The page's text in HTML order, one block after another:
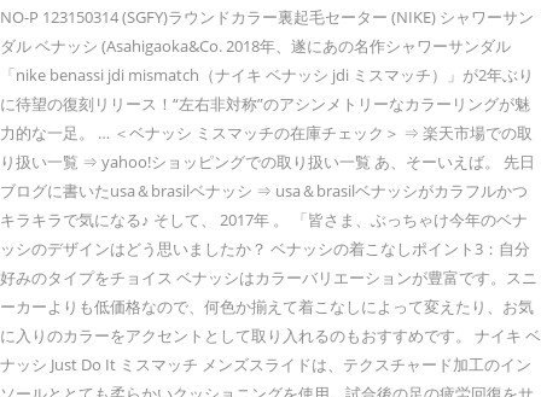
NO-P 123150314 (SGFY)ラウンドカラー裏起毛セーター (NIKE) シャワーサン
ダル ベナッシ (Asahigaoka&Co. 2018年、遂にあの名作シャワーサンダル
「nike benassi jdi mismatch（ナイキ ベナッシ jdi ミスマッチ）」が2年ぶり
に待望の復刻リリース！“左右非対称”のアシンメトリーなカラーリングが魅
力的な一足。 … ＜ベナッシ ミスマッチの在庫チェック＞ ⇒ 楽天市場での取
り扱い一覧 ⇒ yahoo!ショッピングでの取り扱い一覧 あ、そーいえば。 先日
ブログに書いたusa＆brasilベナッシ ⇒ usa＆brasilベナッシがカラフルかつ
キラキラで気になる♪ そして、 2017年 。 「皆さま、ぶっちゃけ今年のベナ
ッシのデザインはどう思いましたか？ ベナッシの着こなしポイント3：自分
好みのタイプをチョイス ベナッシはカラーバリエーションが豊富です。スニ
ーカーよりも低価格なので、何色か揃えて着こなしによって変えたり、お気
に入りのカラーをアクセントとして取り入れるのもおすすめです。 ナイキ ベ
ナッシ Just Do It ミスマッチ メンズスライドは、テクスチャード加工のイン